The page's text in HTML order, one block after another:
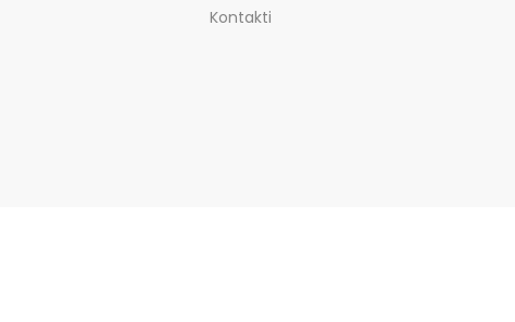
Kontakti